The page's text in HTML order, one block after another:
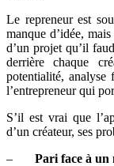
Le repreneur est
manque d’idée,
d’un projet qu’il
derrière chaque
potentialité, analyse
l’entrepreneur qui
S’il est vrai que
d’un créateur, ses
– Pari face à un